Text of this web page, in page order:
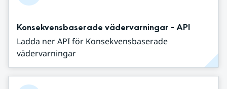
Konsekvensbaserade vädervarningar - API
Ladda ner API för Konsekvensbaserade
vädervarningar